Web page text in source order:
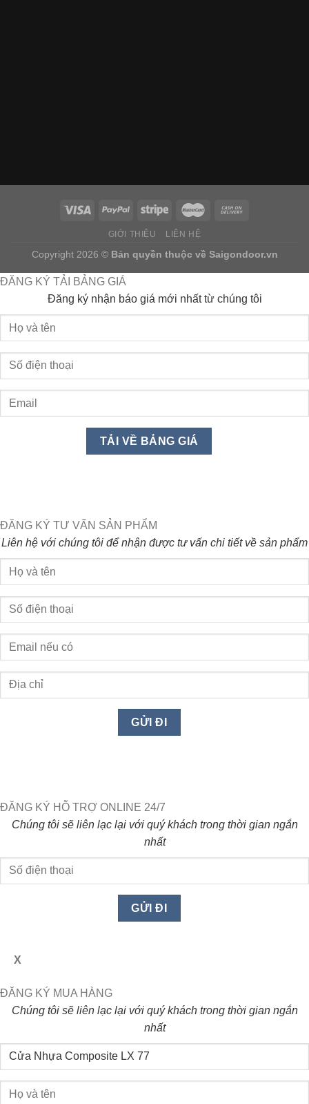
GIỚI THIỆU LIÊN HỆ
Copyright 2026 © Bản quyền thuộc về Saigondoor.vn
ĐĂNG KÝ TẢI BẢNG GIÁ
Đăng ký nhận báo giá mới nhất từ chúng tôi
ĐĂNG KÝ TƯ VẤN SẢN PHẨM
Liên hệ với chúng tôi để nhận được tư vấn chi tiết về sản phẩm
ĐĂNG KÝ HỖ TRỢ ONLINE 24/7
Chúng tôi sẽ liên lạc lại với quý khách trong thời gian ngắn
nhất
X
ĐĂNG KÝ MUA HÀNG
Chúng tôi sẽ liên lạc lại với quý khách trong thời gian ngắn
nhất